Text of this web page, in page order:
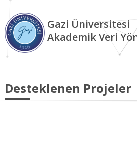
Gazi Üniversitesi
Akademik Veri
Desteklenen Projeler